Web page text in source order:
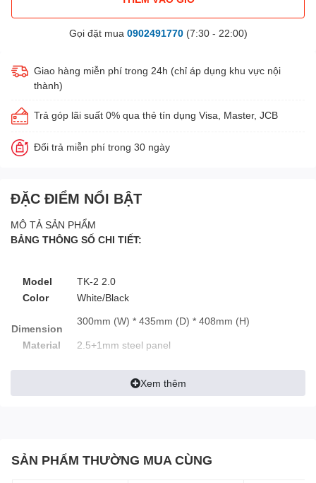
Gọi đặt mua 0902491770(7:30 - 22:00)
Giao hàng miễn phí trong 24h (chỉ áp dụng khu vực nội
thành)
Trả góp lãi suất 0% qua thẻ tín dụng Visa, Master, JCB
Đổi trả miễn phí trong 30 ngày
ĐẶC ĐIỂM NỔI BẬT
MÔ TẢ SẢN PHẨM
BẢNG THÔNG SỐ CHI TIẾT:
Model
TK-2 2.0
Color
White/Black
Dimension
300mm (W) * 435mm (D) * 408mm (H)
Material
2.5+1mm steel panel
ITX / M-ATX / ATX
System
(optional); Side: 120mm3 (optional)
Xem thêm
SẢN PHẨM THƯỜNG MUA CÙNG